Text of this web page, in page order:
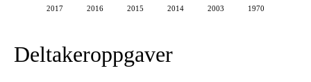
2017 2016 2015 2014 2003 1970
Deltakeroppgaver